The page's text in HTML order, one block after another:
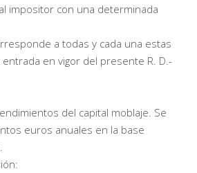
impositor con una determinada
a todas y cada una estas
en vigor del presente R. D.-
del capital moblaje. Se
euros anuales en la base